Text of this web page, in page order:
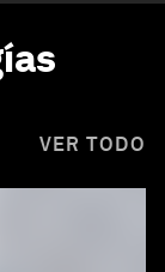
VER TODO